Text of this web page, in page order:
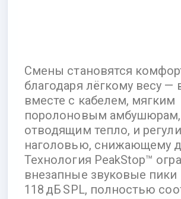
Смены становятся
благодаря лёгкому весу —
вместе с кабелем, мягким
поролоновым амбушюрам,
отводящим тепло, и
наголовью, снижающему
Технология PeakStop™
внезапные звуковые пики
118 дБ SPL, полностью